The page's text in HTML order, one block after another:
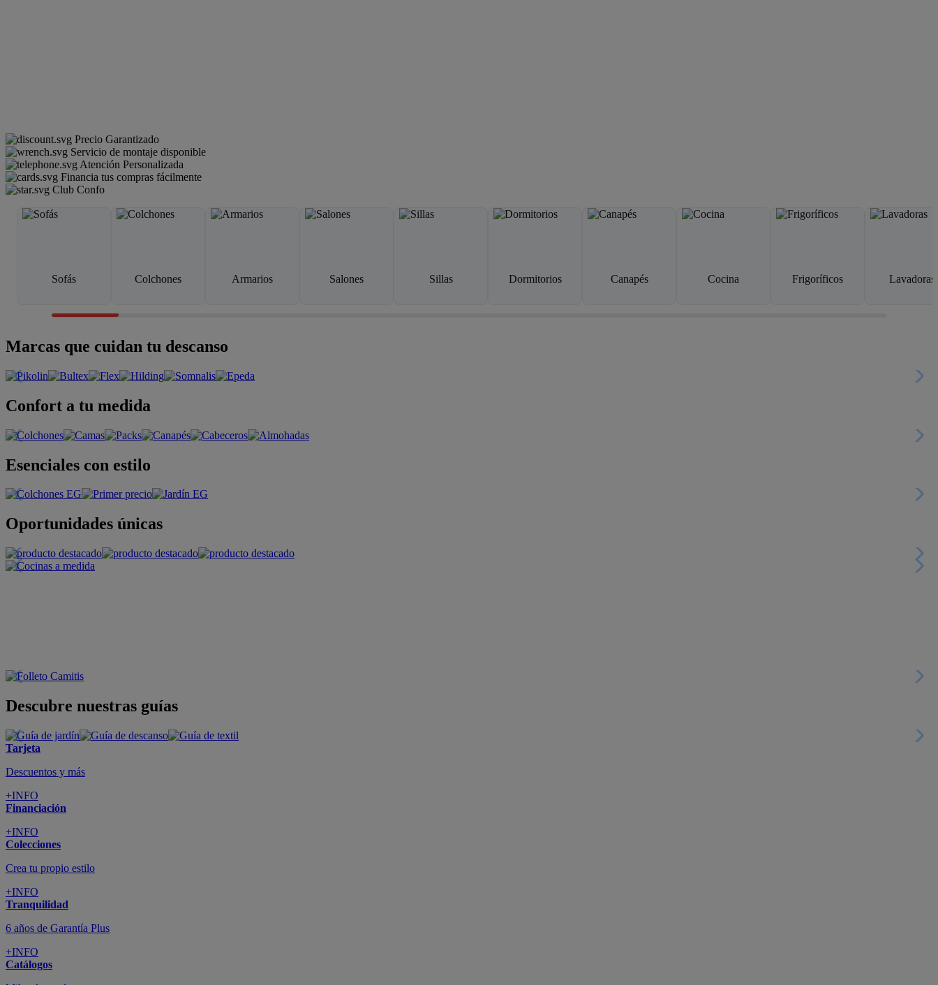
Precio Garantizado
Servicio de montaje disponible
Atención Personalizada
Financia tus compras fácilmente
Club Confo
Sofás Colchones Armarios Salones Sillas Dormitorios Canapés Cocina Frigoríficos Lavadoras
Marcas que cuidan tu descanso
Confort a tu medida
Esenciales con estilo
Oportunidades únicas
Descubre nuestras guías
Tarjeta
Descuentos y más
+INFO
Financiación
+INFO
Colecciones
Crea tu propio estilo
+INFO
Tranquilidad
6 años de Garantía Plus
+INFO
Catálogos